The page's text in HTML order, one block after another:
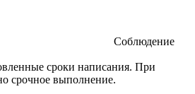
Соблюдение
сроки написания. При
срочное выполнение.